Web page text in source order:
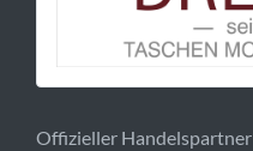
Offizieller Handelspartner